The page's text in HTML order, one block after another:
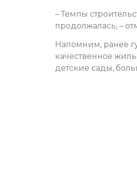
– Темпы
продолжалась, –
Напомним, ранее
качественное
детские сады,